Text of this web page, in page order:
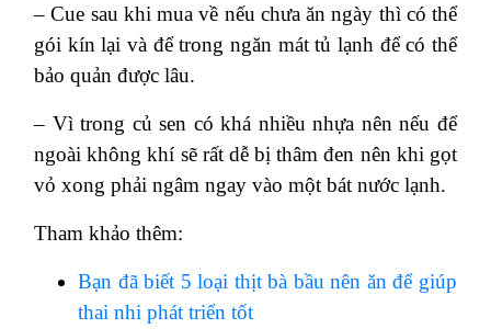
– Cue sau khi mua về nếu chưa ăn ngày thì có thể
gói kín lại và để trong ngăn mát tủ lạnh để có thể
bảo quản được lâu.
– Vì trong củ sen có khá nhiều nhựa nên nếu để
ngoài không khí sẽ rất dễ bị thâm đen nên khi gọt
vỏ xong phải ngâm ngay vào một bát nước lạnh.
Tham khảo thêm:
Bạn đã biết 5 loại thịt bà bầu nên ăn để giúp
thai nhi phát triển tốt